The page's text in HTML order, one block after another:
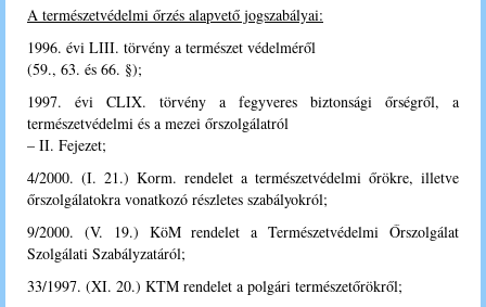
A természetvédelmi őrzés alapvető jogszabályai:
1996. évi LIII. törvény a természet védelméről
(59., 63. és 66. §);
1997. évi CLIX. törvény a fegyveres biztonsági őrségről, a
természetvédelmi és a mezei őrszolgálatról
– II. Fejezet;
4/2000. (I. 21.) Korm. rendelet a természetvédelmi őrökre, illetve
őrszolgálatokra vonatkozó részletes szabályokról;
9/2000. (V. 19.) KöM rendelet a Természetvédelmi Őrszolgálat
Szolgálati Szabályzatáról;
33/1997. (XI. 20.) KTM rendelet a polgári természetőrökről;